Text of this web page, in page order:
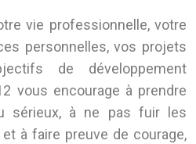
vie professionnelle, votre
personnelles, vos projets
de développement
vous encourage à prendre
sérieux, à ne pas fuir les
à faire preuve de courage,